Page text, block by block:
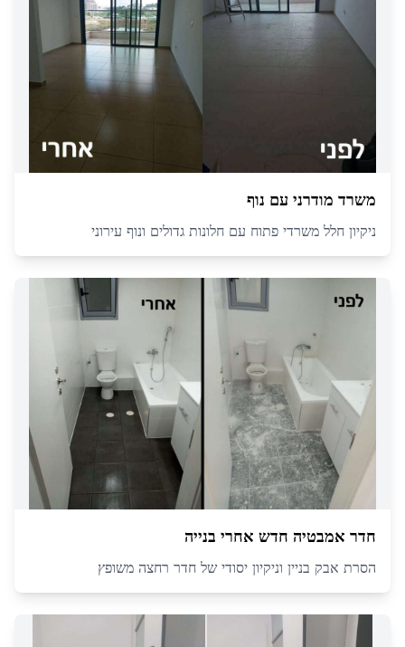
משרד מודרני עם נוף
ניקיון חלל משרדי פתוח עם חלונות גדולים ונוף עירוני
חדר אמבטיה חדש אחרי בנייה
הסרת אבק בניין וניקיון יסודי של חדר רחצה משופץ